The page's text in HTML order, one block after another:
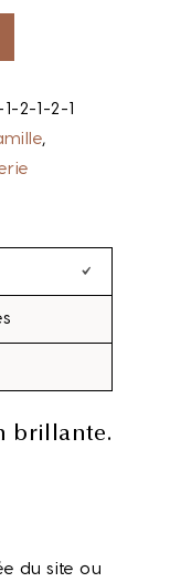
2-1-2-1
,
brillante.
du site ou